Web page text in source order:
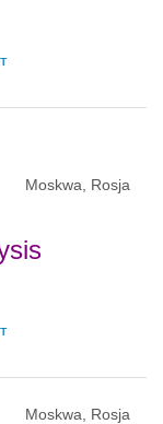
Moskwa, Rosja
Moskwa, Rosja